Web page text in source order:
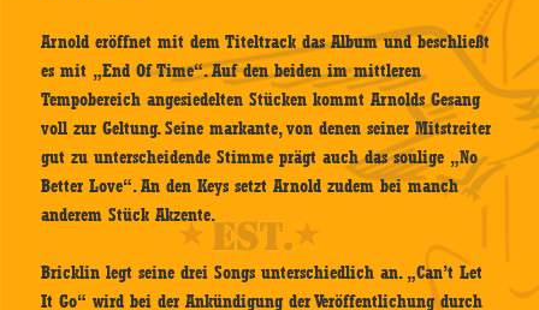
Arnold eröffnet mit dem Titeltrack das Album und beschließt
es mit „End Of Time“. Auf den beiden im mittleren
Tempobereich angesiedelten Stücken kommt Arnolds Gesang
voll zur Geltung. Seine markante, von denen seiner Mitstreiter
gut zu unterscheidende Stimme prägt auch das soulige „No
Better Love“. An den Keys setzt Arnold zudem bei manch
anderem Stück Akzente.
Bricklin legt seine drei Songs unterschiedlich an. „Can’t Let
It Go“ wird bei der Ankündigung der Veröffentlichung durch